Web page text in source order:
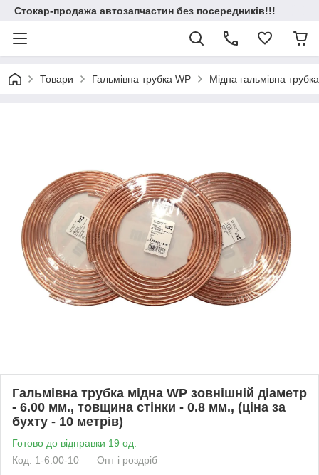
Стокар-продажа автозапчастин без посередників!!!
Товари Гальмівна трубка WP Мідна гальмівна
Гальмівна трубка мідна WP зовнішній діаметр
- 6.00 мм., товщина стінки - 0.8 мм., (ціна за
бухту - 10 метрів)
Готово до відправки 19 од.
Код: 1-6.00-10
Опт і роздріб